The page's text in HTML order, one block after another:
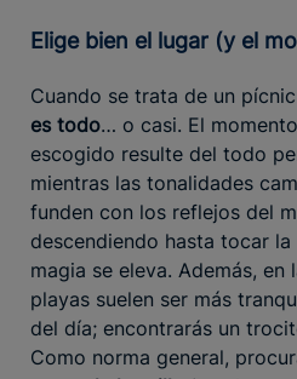
Elige bien el lugar (y el
Cuando se trata de un
es todo… o casi. El
escogido resulte del todo
mientras las tonalidades
funden con los reflejos del
descendiendo hasta tocar
magia se eleva. Además, en
playas suelen ser más
del día; encontrarás un
Como norma general,